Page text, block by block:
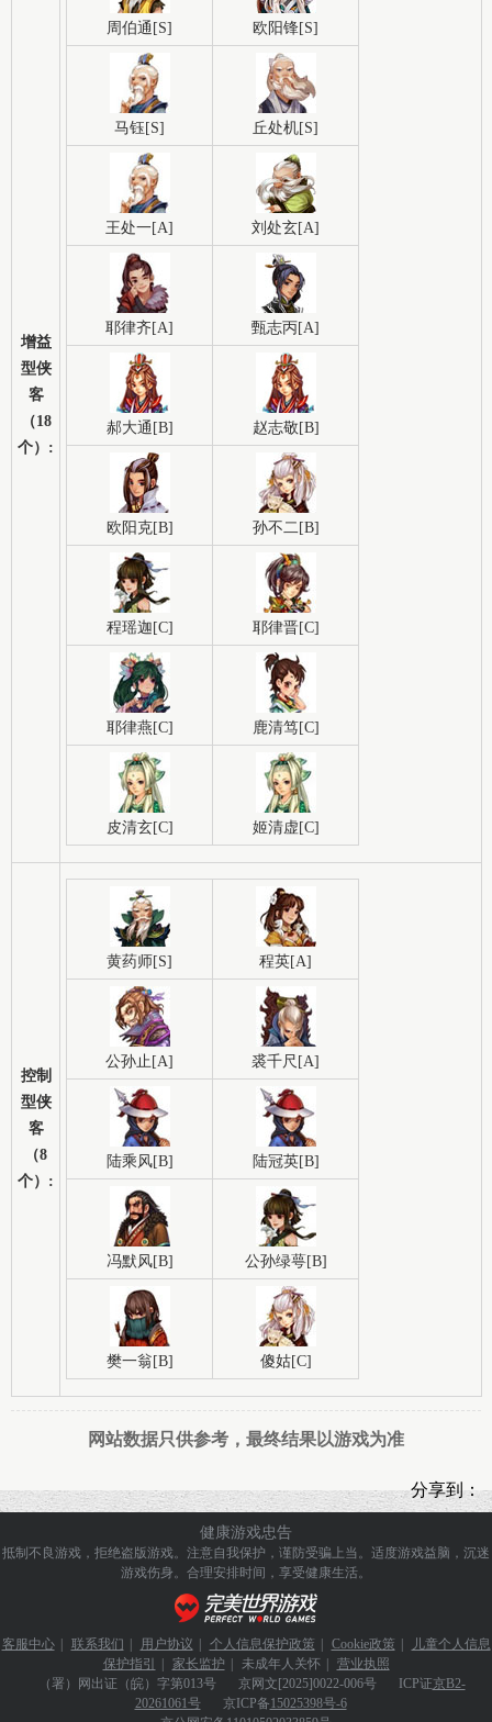
增益
型侠
客
（18
个）:
周伯通[S] 欧阳锋[S]
马钰[S] 丘处机[S]
王处一[A] 刘处玄[A]
耶律齐[A] 甄志丙[A]
郝大通[B] 赵志敬[B]
欧阳克[B] 孙不二[B]
程瑶迦[C] 耶律晋[C]
耶律燕[C] 鹿清笃[C]
皮清玄[C] 姬清虚[C]
控制
型侠
客
（8
个）:
黄药师[S] 程英[A]
公孙止[A] 裘千尺[A]
陆乘风[B] 陆冠英[B]
冯默风[B] 公孙绿萼[B]
樊一翁[B] 傻姑[C]
网站数据只供参考，最终结果以游戏为准
分享到：
健康游戏忠告
抵制不良游戏，拒绝盗版游戏。注意自我保护，谨防受骗上当。 适度游戏益脑，沉迷
游戏伤身。合理安排时间，享受健康生活。
客服中心 | 联系我们 | 用户协议 | 个人信息保护政策 | Cookie政策 |
儿童个人信息
保护指引 | 家长监护 | 未成年人关怀 |
营业执照
（署）网出证（皖）字第013号
京网文[2025]0022-006号 ICP证京B2-
20261061号
京ICP备15025398号-6